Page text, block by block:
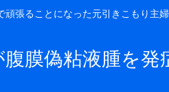
張ることになった元引きこもり主婦
膜偽粘液腫を発